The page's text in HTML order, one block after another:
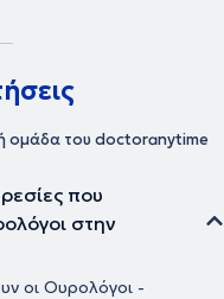
ομάδα του doctoranytime
που
στην
οι Ουρολόγοι -